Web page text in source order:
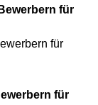
für
für
für